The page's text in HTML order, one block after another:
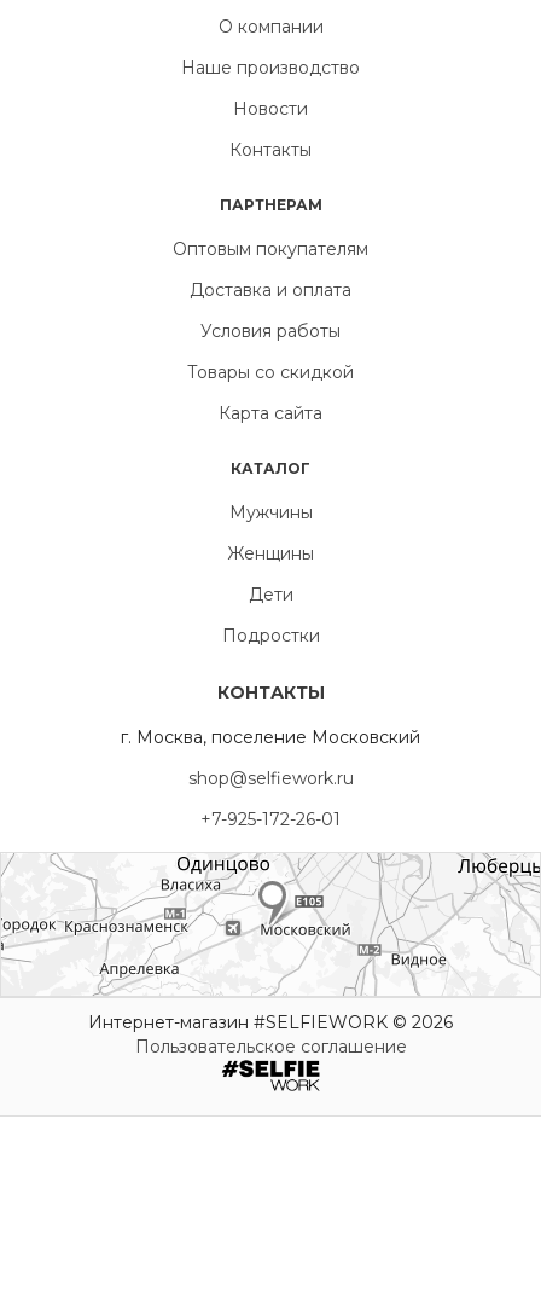
О компании
Наше производство
Новости
Контакты
ПАРТНЕРАМ
Оптовым покупателям
Доставка и оплата
Условия работы
Товары со скидкой
Карта сайта
КАТАЛОГ
Мужчины
Женщины
Дети
Подростки
КОНТАКТЫ
г. Москва, поселение Московский
shop@selfiework.ru
+7-925-172-26-01
Интернет-магазин #SELFIEWORK © 2026
Пользовательское соглашение